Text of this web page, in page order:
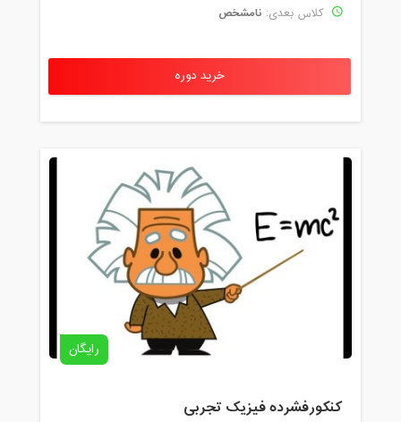
کلاس بعدی: نامشخص
خرید دوره
رایگان
کنکورفشرده فیزیک تجربی